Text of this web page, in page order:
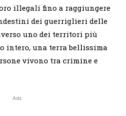
illegali fino a raggiungere
dei guerriglieri delle
uno dei territori più
intero, una terra bellissima
vivono tra crimine e
Ads